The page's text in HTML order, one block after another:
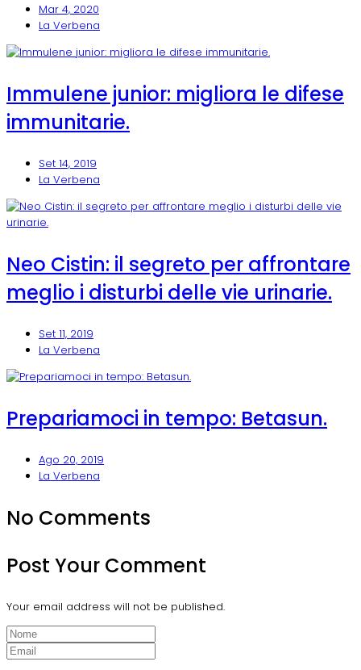
Mar 4, 2020
La Verbena
Immulene junior: migliora le difese
immunitarie.
Set 14, 2019
La Verbena
Neo Cistin: il segreto per affrontare
meglio i disturbi delle vie urinarie.
Set 11, 2019
La Verbena
Prepariamoci in tempo: Betasun.
Ago 20, 2019
La Verbena
No Comments
Post Your Comment
Your email address will not be published.